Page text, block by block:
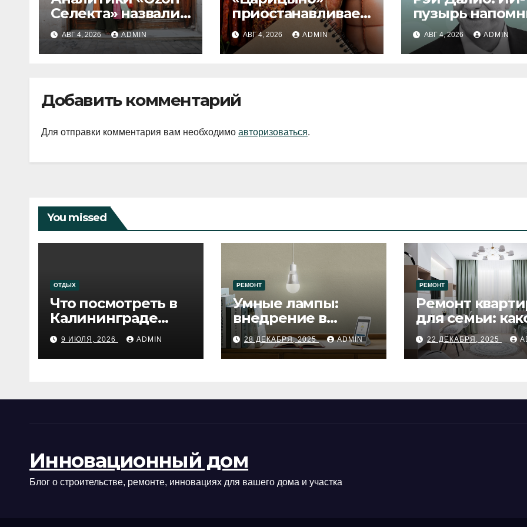
Селекта» назвали
fashion-тренды
2026 года
АВГ 4, 2026 ADMIN
приостанавливает
выпуск продукции
АВГ 4, 2026 ADMIN
пузырь
1929 и 2000
АВГ 4, 2026 ADMIN
Добавить комментарий
Для отправки комментария вам необходимо авторизоваться.
You missed
ОТДЫХ
Что посмотреть в
Калининграде
сегодня:
путеводитель по
самому западному
9 ИЮЛЯ, 2026 ADMIN
РЕМОНТ
Умные лампы:
внедрение в
процесс ремонта
28 ДЕКАБРЯ, 2025 ADMIN
РЕМОНТ
Ремонт
для семьи:
будет удобен
22 ДЕКАБРЯ, 2025
Инновационный дом
Блог о строительстве, ремонте, инновациях для вашего дома и участка